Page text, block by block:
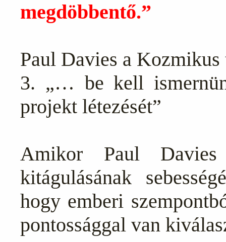
megdöbbentő.”
Paul Davies a
3. „… be kell
projekt létezését”
Amikor
Paul
kitágulásának
hogy emberi
pontossággal van